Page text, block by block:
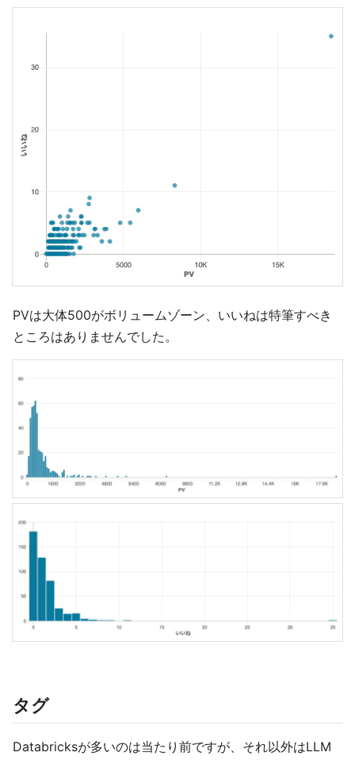
PVは大体500がボリュームゾーン、いいねは特筆すべき
ところはありませんでした。
タグ
Databricksが多いのは当たり前ですが、それ以外はLLM